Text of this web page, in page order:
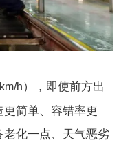
h），即使前方出
简单、容错率更
化一点、天气恶劣